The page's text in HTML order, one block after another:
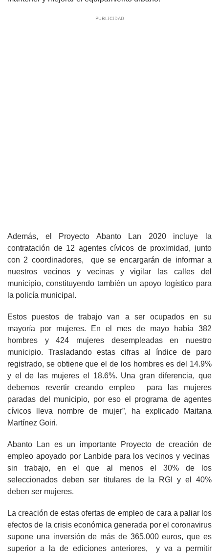
Además, el Proyecto Abanto Lan 2020 incluye la
contratación de 12 agentes cívicos de proximidad, junto
con 2 coordinadores, que se encargarán de informar a
nuestros vecinos y vecinas y vigilar las calles del
municipio, constituyendo también un apoyo logístico para
la policía municipal.
Estos puestos de trabajo van a ser ocupados en su
mayoría por mujeres. En el mes de mayo había 382
hombres y 424 mujeres desempleadas en nuestro
municipio. Trasladando estas cifras al índice de paro
registrado, se obtiene que el de los hombres es del 14.9%
y el de las mujeres el 18.6%. Una gran diferencia, que
debemos revertir creando empleo para las mujeres
paradas del municipio, por eso el programa de agentes
cívicos lleva nombre de mujer”, ha explicado Maitana
Martínez Goiri.
Abanto Lan es un importante Proyecto de creación de
empleo apoyado por Lanbide para los vecinos y vecinas
sin trabajo, en el que al menos el 30% de los
seleccionados deben ser titulares de la RGI y el 40%
deben ser mujeres.
La creación de estas ofertas de empleo de cara a paliar los
efectos de la crisis económica generada por el coronavirus
supone una inversión de más de 365.000 euros, que es
superior a la de ediciones anteriores, y va a permitir